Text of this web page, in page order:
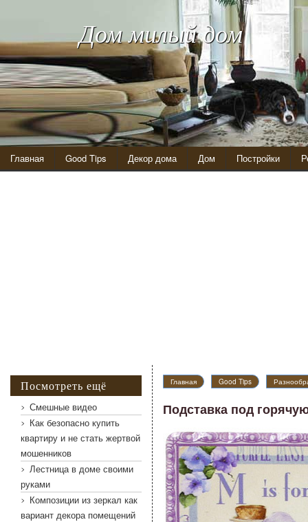
Дом милый дом
Главная Good Tips Декор дома Дом Постройки
Главная Good Tips
Подставка под
Подставка под горячую посуду Лаванда
Посмотреть ещё
Смешные видео
Как безопасно купить
квартиру и не стать жертвой
мошенников
Лестница в доме своими
руками
Композиции из зеркал как
вариант декора помещений